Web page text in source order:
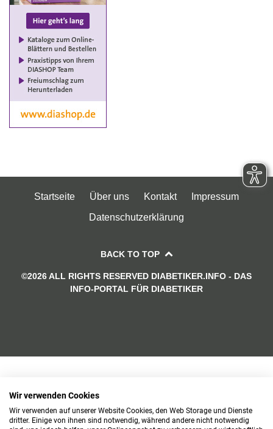
Startseite Über uns Kontakt
Impressum
Datenschutzerklärung
BACK TO TOP
©2026 ALL RIGHTS RESERVED DIABETIKER.INFO - DAS
INFO-PORTAL FÜR DIABETIKER
Wir verwenden Cookies
Wir verwenden auf unserer Website Cookies, den Web Storage und Dienste
dritter. Einige von ihnen sind notwendig, während andere nicht notwendig